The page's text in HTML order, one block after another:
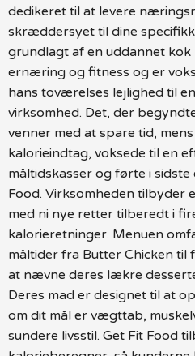
dedikeret til at levere
skræddersyet til dine
grundlagt af en uddannet kok
ernæring og fitness og er
hans toværelses lejlighed til
virksomhed. Det, der
venner med at spare tid,
kalorieindtag, voksede til en
måltidskasser og førte i
Food. Virksomheden tilbyder
med ni nye retter tilberedt i
kalorieretninger. Menuen
måltider fra Butter Chicken til
at nævne deres lækre
Deres mad er designet til at
om dit mål er vægttab,
sundere livsstil. Get Fit Food